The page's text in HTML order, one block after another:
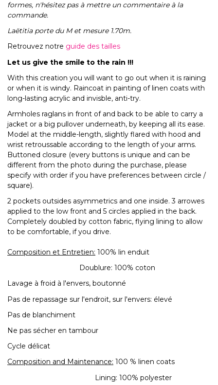
formes, n'hésitez pas à mettre un commentaire à la
commande.
Laëtitia porte du M et mesure 1.70m.
Retrouvez notre guide des tailles
Let us give the smile to the rain !!!
With this creation you will want to go out when it is raining
or when it is windy. Raincoat in painting of linen coats with
long-lasting acrylic and invisble, anti-try.
Armholes raglans in front of and back to be able to carry a
jacket or a big pullover underneath, by keeping all its ease.
Model at the middle-length, slightly flared with hood and
wrist retroussable according to the length of your arms.
Buttoned closure (every buttons is unique and can be
different from the photo during the purchase, please
specify with order if you have preferences between circle /
square).
2 pockets outsides asymmetrics and one inside. 3 arrowes
applied to the low front and 5 circles applied in the back.
Completely doubled by cotton fabric, flying lining to allow
to be comfortable, if you drive.
Composition et Entretien: 100% lin enduit
Doublure: 100% coton
Lavage à froid à l'envers, boutonné
Pas de repassage sur l'endroit, sur l'envers: élevé
Pas de blanchiment
Ne pas sécher en tambour
Cycle délicat
Composition and Maintenance: 100 % linen coats
Lining: 100% polyester